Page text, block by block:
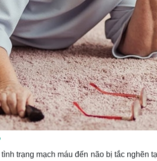
tình trạng mạch máu đến não bị tắc nghẽn